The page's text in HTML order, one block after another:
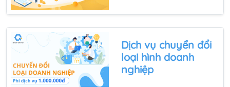
Dịch vụ chuyển đổi
loại hình doanh
nghiệp